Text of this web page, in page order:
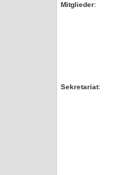
Mitglieder:
Sekretariat: